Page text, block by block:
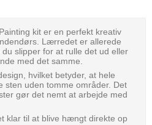
kit er en perfekt kreativ
Lærredet er allerede
slipper for at rulle det ud eller
med det samme.
hvilket betyder, at hele
sten uden tomme områder. Det
gør det nemt at arbejde med
klar til at blive hængt direkte op